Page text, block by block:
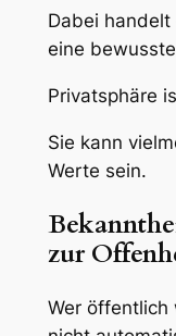
Dabei
eine
Privatsphäre
Sie kann
Werte sein.
zur
Wer öffentlich